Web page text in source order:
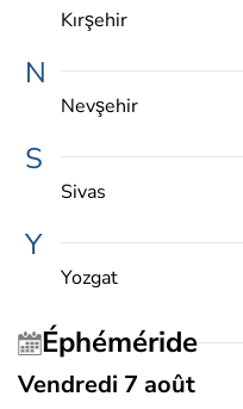
Kırşehir
N
Nevşehir
S
Sivas
Y
Yozgat
Éphéméride
Vendredi 7 août